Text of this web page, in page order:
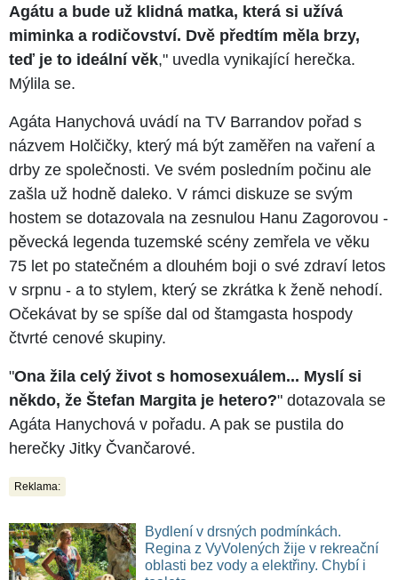
Agátu a bude už klidná matka, která si užívá
miminka a rodičovství. Dvě předtím měla brzy,
teď je to ideální věk," uvedla vynikající herečka.
Mýlila se.
Agáta Hanychová uvádí na TV Barrandov pořad s
názvem Holčičky, který má být zaměřen na vaření a
drby ze společnosti. Ve svém posledním počinu ale
zašla už hodně daleko. V rámci diskuze se svým
hostem se dotazovala na zesnulou Hanu Zagorovou -
pěvecká legenda tuzemské scény zemřela ve věku
75 let po statečném a dlouhém boji o své zdraví letos
v srpnu - a to stylem, který se zkrátka k ženě nehodí.
Očekávat by se spíše dal od štamgasta hospody
čtvrté cenové skupiny.
"Ona žila celý život s homosexuálem... Myslí si
někdo, že Štefan Margita je hetero?" dotazovala se
Agáta Hanychová v pořadu. A pak se pustila do
herečky Jitky Čvančarové.
Reklama:
Bydlení v drsných podmínkách.
Regina z VyVolených žije v rekreační
oblasti bez vody a elektřiny. Chybí i